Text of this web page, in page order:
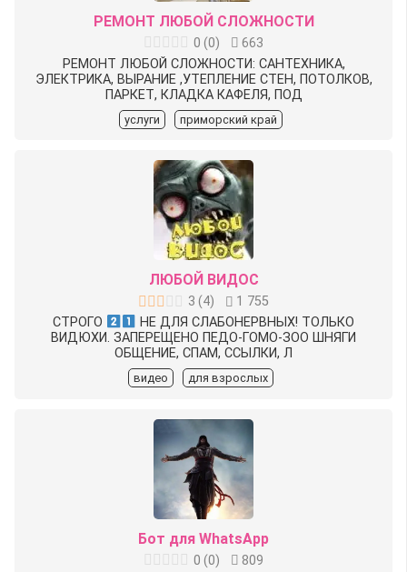
РЕМОНТ ЛЮБОЙ СЛОЖНОСТИ
0 (0)
663
РЕМОНТ ЛЮБОЙ СЛОЖНОСТИ: САНТЕХНИКА,
ЭЛЕКТРИКА, ВЫРАНИЕ ,УТЕПЛЕНИЕ СТЕН, ПОТОЛКОВ,
ПАРКЕТ, КЛАДКА КАФЕЛЯ, ПОД
услуги приморский край
ЛЮБОЙ ВИДОС
3 (4)
1 755
СТРОГО
НЕ ДЛЯ СЛАБОНЕРВНЫХ! ТОЛЬКО
ВИДЮХИ. ЗАПЕРЕЩЕНО ПЕДО-ГОМО-ЗОО ШНЯГИ
ОБЩЕНИЕ, СПАМ, ССЫЛКИ, Л
видео для взрослых
Бот для WhatsApp
0 (0)
809